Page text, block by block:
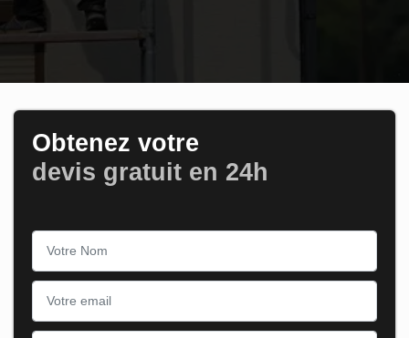
Obtenez votre
devis gratuit en 24h